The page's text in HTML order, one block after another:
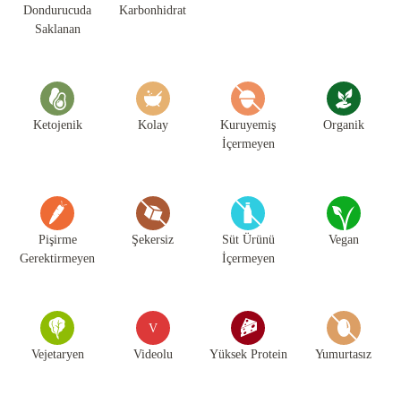
Dondurucuda
Saklanan
Karbonhidrat
Ketojenik Kolay
Kuruyemiş
İçermeyen
Organik
Pişirme
Gerektirmeyen
Şekersiz
Süt Ürünü
İçermeyen
Vegan
Vejetaryen
V
Videolu Yüksek Protein Yumurtasız